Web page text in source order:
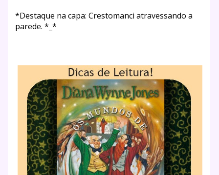
*Destaque na capa: Crestomanci atravessando a
parede. *_*